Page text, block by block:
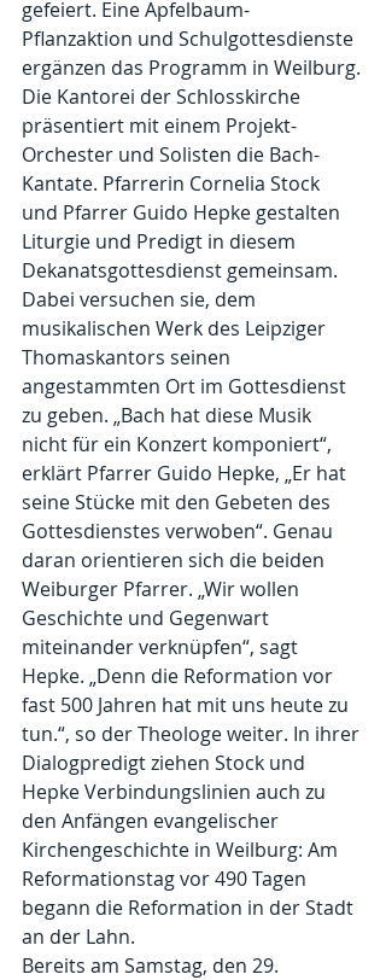
gefeiert. Eine Apfelbaum-
Pflanzaktion und Schulgottesdienste
ergänzen das Programm in Weilburg.
Die Kantorei der Schlosskirche
präsentiert mit einem Projekt-
Orchester und Solisten die Bach-
Kantate. Pfarrerin Cornelia Stock
und Pfarrer Guido Hepke gestalten
Liturgie und Predigt in diesem
Dekanatsgottesdienst gemeinsam.
Dabei versuchen sie, dem
musikalischen Werk des Leipziger
Thomaskantors seinen
angestammten Ort im Gottesdienst
zu geben. „Bach hat diese Musik
nicht für ein Konzert komponiert“,
erklärt Pfarrer Guido Hepke, „Er hat
seine Stücke mit den Gebeten des
Gottesdienstes verwoben“. Genau
daran orientieren sich die beiden
Weiburger Pfarrer. „Wir wollen
Geschichte und Gegenwart
miteinander verknüpfen“, sagt
Hepke. „Denn die Reformation vor
fast 500 Jahren hat mit uns heute zu
tun.“, so der Theologe weiter. In ihrer
Dialogpredigt ziehen Stock und
Hepke Verbindungslinien auch zu
den Anfängen evangelischer
Kirchengeschichte in Weilburg: Am
Reformationstag vor 490 Tagen
begann die Reformation in der Stadt
an der Lahn.
Bereits am Samstag, den 29.